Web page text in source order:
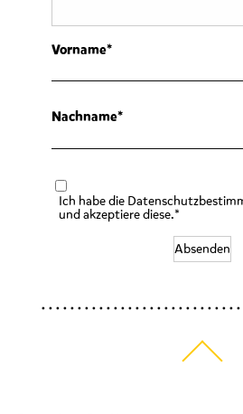
Vorname
Nachname
Ich habe die
und akzeptiere diese.*
Absenden